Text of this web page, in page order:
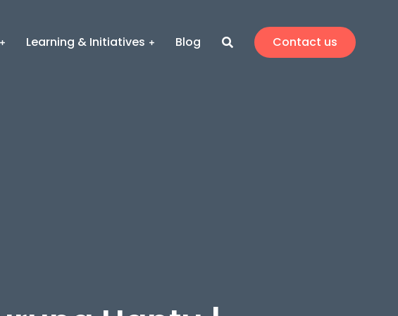
Learning & Initiatives Blog Contact us